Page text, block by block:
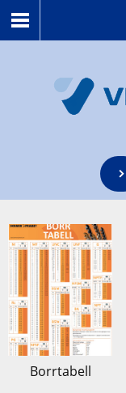
Borrtabell